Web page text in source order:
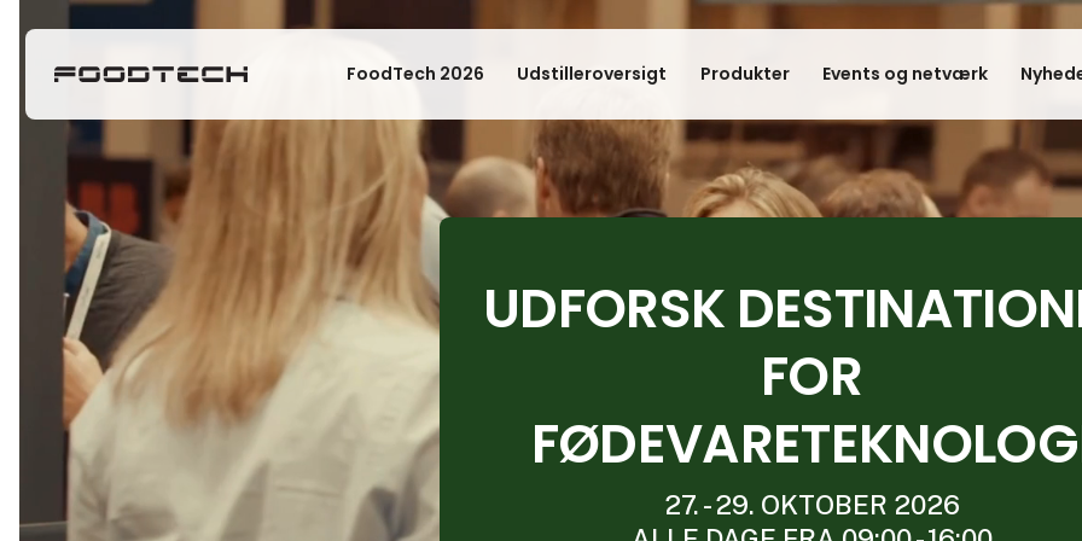
FoodTech 2026 Udstilleroversigt Produkter Events og netværk
UDFORSK
FOR
27. - 29. OKTOBER 2026